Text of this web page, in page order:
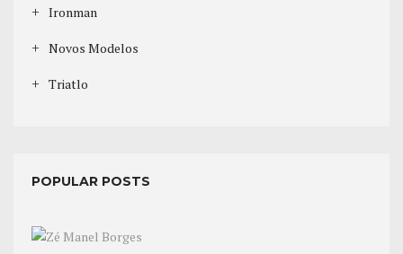
Ironman
Novos Modelos
Triatlo
POPULAR POSTS